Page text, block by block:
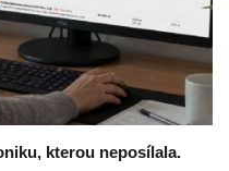
kterou neposílala.